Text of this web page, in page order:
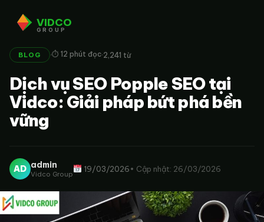
VIDCO
GROUP
BLOG ·⏱ 12 phút đọc·2,241 từ
Dịch vụ SEO Popple SEO tại
Vidco: Giải pháp bứt phá bền
vững
AD admin
Vidco Group
19/03/2026• Cập nhật: 26/03/2026